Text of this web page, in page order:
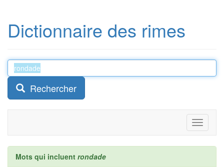
Dictionnaire des rimes
Rechercher
Toggle
Mots qui incluent rondade